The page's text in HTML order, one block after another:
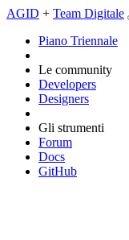
AGID + Team Digitale
Piano Triennale
Le community
Developers
Designers
Gli strumenti
Forum
Docs
GitHub